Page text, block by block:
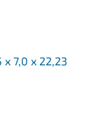
x 7,0 x 22,23